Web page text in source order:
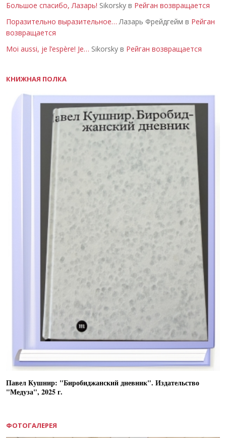
Большое спасибо, Лазарь! Sikorsky в Рейган возвращается
Поразительно выразительное… Лазарь Фрейдгейм в Рейган
возвращается
Moi aussi, je l’espère! Je… Sikorsky в Рейган возвращается
КНИЖНАЯ ПОЛКА
Павел Кушнир: "Биробиджанский дневник". Издательство
"Медуза", 2025 г.
ФОТОГАЛЕРЕЯ